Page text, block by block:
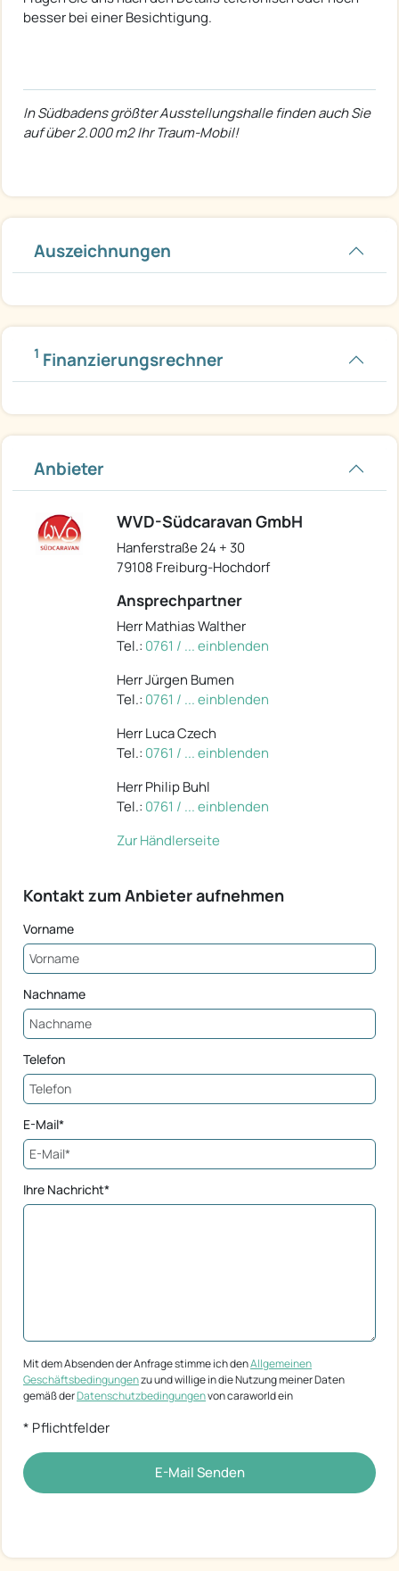
besser bei einer Besichtigung.
In Südbadens größter Ausstellungshalle finden auch Sie
auf über 2.000 m2 Ihr Traum-Mobil!
Auszeichnungen
1 Finanzierungsrechner
Anbieter
WVD-Südcaravan GmbH
Hanferstraße 24 + 30
79108 Freiburg-Hochdorf
Ansprechpartner
Herr Mathias Walther
Tel.: 0761 / ... einblenden
Herr Jürgen Bumen
Tel.: 0761 / ... einblenden
Herr Luca Czech
Tel.: 0761 / ... einblenden
Herr Philip Buhl
Tel.: 0761 / ... einblenden
Zur Händlerseite
Kontakt zum Anbieter aufnehmen
Vorname
Nachname
Telefon
E-Mail*
Ihre Nachricht*
Mit dem Absenden der Anfrage stimme ich denAllgemeinen
Geschäftsbedingungenzu und willige in die Nutzung meiner Daten
gemäß derDatenschutzbedingungenvon caraworld ein
* Pflichtfelder
E-Mail Senden